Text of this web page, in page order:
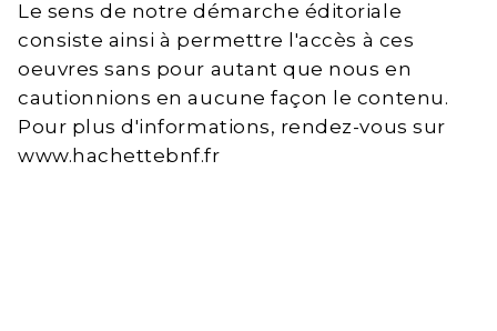
Le sens de notre démarche éditoriale
consiste ainsi à permettre l'accès à ces
oeuvres sans pour autant que nous en
cautionnions en aucune façon le contenu.
Pour plus d'informations, rendez-vous sur
www.hachettebnf.fr